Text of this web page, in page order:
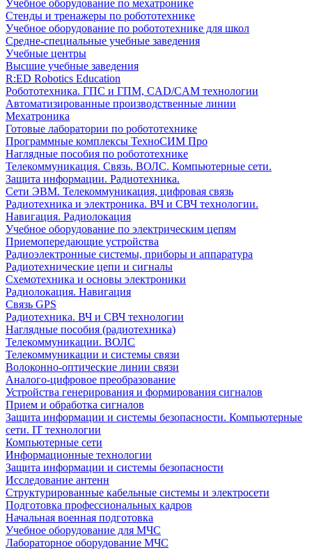
Учебное оборудование по мехатронике
Стенды и тренажеры по робототехнике
Учебное оборудование по робототехнике для школ
Средне-специальные учебные заведения
Учебные центры
Высшие учебные заведения
R:ED Robotics Education
Робототехника. ГПС и ГПМ, CAD/CAM технологии
Автоматизированные производственные линии
Мехатроника
Готовые лаборатории по робототехнике
Программные комплексы ТехноСИМ Про
Наглядные пособия по робототехнике
Телекоммуникация. Связь. ВОЛС. Компьютерные сети.
Защита информации. Радиотехника.
Сети ЭВМ. Телекоммуникация, цифровая связь
Радиотехника и электроника. ВЧ и СВЧ технологии.
Навигация. Радиолокация
Учебное оборудование по электрическим цепям
Приемопередающие устройства
Радиоэлектронные системы, приборы и аппаратура
Радиотехнические цепи и сигналы
Схемотехника и основы электроники
Радиолокация. Навигация
Связь GPS
Радиотехника. ВЧ и СВЧ технологии
Наглядные пособия (радиотехника)
Телекоммуникации. ВОЛС
Телекоммуникации и системы связи
Волоконно-оптические линии связи
Аналого-цифровое преобразование
Устройства генерирования и формирования сигналов
Прием и обработка сигналов
Защита информации и системы безопасности. Компьютерные
сети. IT технологии
Компьютерные сети
Информационные технологии
Защита информации и системы безопасности
Исследование антенн
Структурированные кабельные системы и электросети
Подготовка профессиональных кадров
Начальная военная подготовка
Учебное оборудование для МЧС
Лабораторное оборудование МЧС